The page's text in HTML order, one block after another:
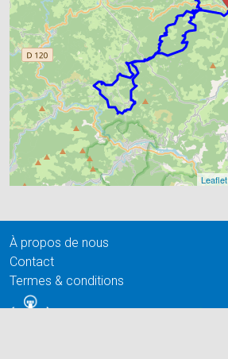
Leaflet
À propos de nous
Contact
Termes & conditions